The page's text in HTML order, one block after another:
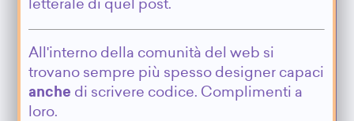
letterale di quel post.
All'interno della comunità del web si
trovano sempre più spesso designer capaci
anche di scrivere codice. Complimenti a
loro.